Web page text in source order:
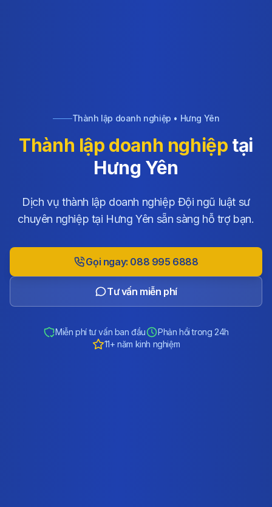
Thành lập doanh nghiệp • Hưng Yên
Thành lập doanh nghiệp tại
Hưng Yên
Dịch vụ thành lập doanh nghiệp Đội ngũ luật sư
chuyên nghiệp tại Hưng Yên sẵn sàng hỗ trợ bạn.
Gọi ngay: 088 995 6888
Tư vấn miễn phí
Miễn phí tư vấn ban đầu
Phản hồi trong 24h
11+ năm kinh nghiệm